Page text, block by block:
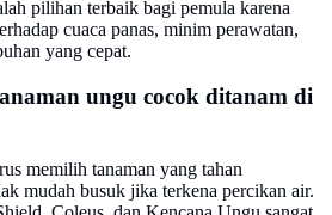
pilihan terbaik bagi pemula karena
cuaca panas, minim perawatan,
yang cepat.
ungu cocok ditanam di
memilih tanaman yang tahan
mudah busuk jika terkena percikan air.